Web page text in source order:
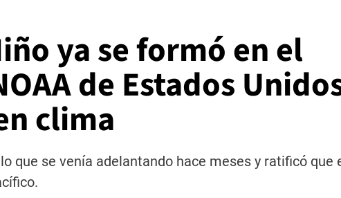
ya se formó en el
de Estados
clima
que se venía adelantando hace meses y ratificó que